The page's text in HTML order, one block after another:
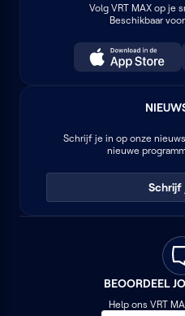
Volg VRT MAXop je
Beschikbaar
Schrijf je in op onze
nieuwe
Schrijf
BEOORDEEL
Help ons VRT